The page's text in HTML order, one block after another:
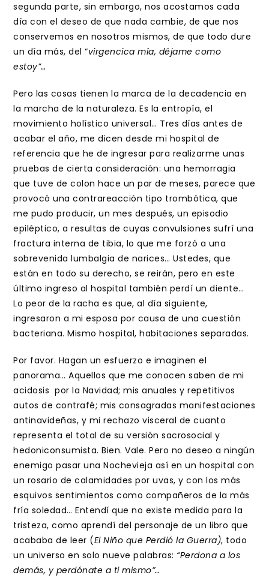
segunda parte, sin embargo, nos acostamos cada
día con el deseo de que nada cambie, de que nos
conservemos en nosotros mismos, de que todo dure
un día más, del “virgencica mía, déjame como
estoy”…
Pero las cosas tienen la marca de la decadencia en
la marcha de la naturaleza. Es la entropía, el
movimiento holístico universal… Tres días antes de
acabar el año, me dicen desde mi hospital de
referencia que he de ingresar para realizarme unas
pruebas de cierta consideración: una hemorragia
que tuve de colon hace un par de meses, parece que
provocó una contrareacción tipo trombótica, que
me pudo producir, un mes después, un episodio
epiléptico, a resultas de cuyas convulsiones sufrí una
fractura interna de tibia, lo que me forzó a una
sobrevenida lumbalgia de narices… Ustedes, que
están en todo su derecho, se reirán, pero en este
último ingreso al hospital también perdí un diente…
Lo peor de la racha es que, al día siguiente,
ingresaron a mi esposa por causa de una cuestión
bacteriana. Mismo hospital, habitaciones separadas.
Por favor. Hagan un esfuerzo e imaginen el
panorama… Aquellos que me conocen saben de mi
acidosis por la Navidad; mis anuales y repetitivos
autos de contrafé; mis consagradas manifestaciones
antinavideñas, y mi rechazo visceral de cuanto
representa el total de su versión sacrosocial y
hedoniconsumista. Bien. Vale. Pero no deseo a ningún
enemigo pasar una Nochevieja así en un hospital con
un rosario de calamidades por uvas, y con los más
esquivos sentimientos como compañeros de la más
fría soledad… Entendí que no existe medida para la
tristeza, como aprendí del personaje de un libro que
acababa de leer (El Niño que Perdió la Guerra), todo
un universo en solo nueve palabras:“Perdona a los
demás, y perdónate a ti mismo”…